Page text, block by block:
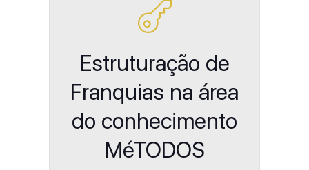
Estruturação de
Franquias na área
do conhecimento
MéTODOS